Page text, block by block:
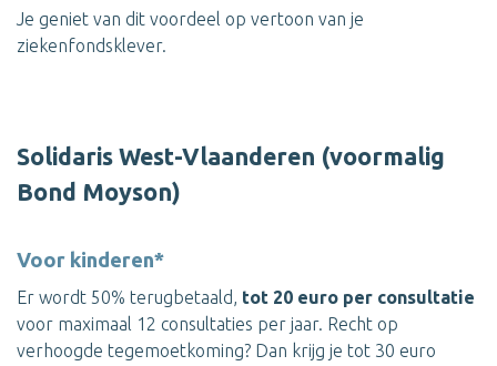
Je geniet van dit voordeel op vertoon van je
ziekenfondsklever.
Solidaris West-Vlaanderen (voormalig
Bond Moyson)
Voor kinderen*
Er wordt 50% terugbetaald, tot 20 euro per consultatie
voor maximaal 12 consultaties per jaar. Recht op
verhoogde tegemoetkoming? Dan krijg je tot 30 euro